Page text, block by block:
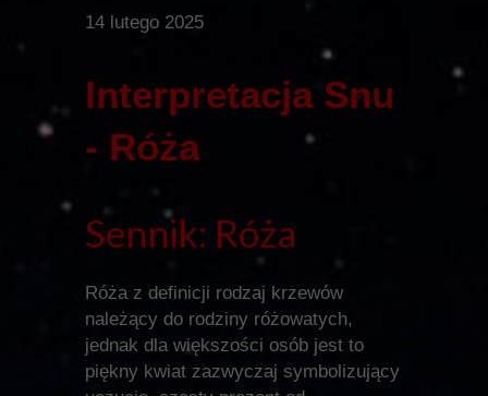
14 lutego 2025
Interpretacja Snu
- Róża
Sennik: Róża
Róża z definicji rodzaj krzewów
należący do rodziny różowatych,
jednak dla większości osób jest to
piękny kwiat zazwyczaj symbolizujący